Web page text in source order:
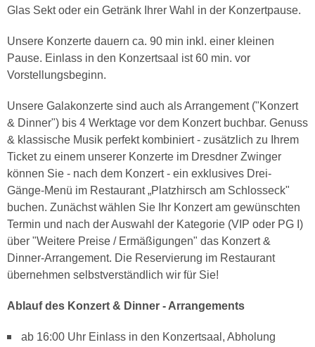
Glas Sekt oder ein Getränk Ihrer Wahl in der Konzertpause.
Unsere Konzerte dauern ca. 90 min inkl. einer kleinen
Pause. Einlass in den Konzertsaal ist 60 min. vor
Vorstellungsbeginn.
Unsere Galakonzerte sind auch als Arrangement ("Konzert
& Dinner") bis 4 Werktage vor dem Konzert buchbar. Genuss
& klassische Musik perfekt kombiniert - zusätzlich zu Ihrem
Ticket zu einem unserer Konzerte im Dresdner Zwinger
können Sie - nach dem Konzert - ein exklusives Drei-
Gänge-Menü im Restaurant „Platzhirsch am Schlosseck"
buchen. Zunächst wählen Sie Ihr Konzert am gewünschten
Termin und nach der Auswahl der Kategorie (VIP oder PG I)
über "Weitere Preise / Ermäßigungen" das Konzert &
Dinner-Arrangement. Die Reservierung im Restaurant
übernehmen selbstverständlich wir für Sie!
Ablauf des Konzert & Dinner - Arrangements
ab 16:00 Uhr Einlass in den Konzertsaal, Abholung